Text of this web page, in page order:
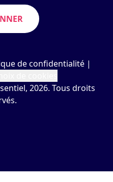
de confidentialité |
2026. Tous droits